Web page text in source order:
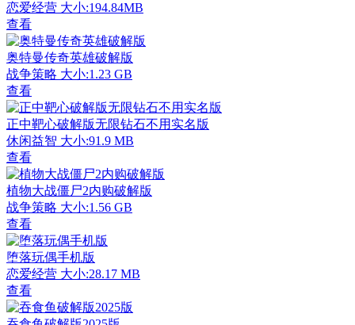
恋爱经营 大小:194.84MB
查看
奥特曼传奇英雄破解版
战争策略 大小:1.23 GB
查看
正中靶心破解版无限钻石不用实名版
休闲益智 大小:91.9 MB
查看
植物大战僵尸2内购破解版
战争策略 大小:1.56 GB
查看
堕落玩偶手机版
恋爱经营 大小:28.17 MB
查看